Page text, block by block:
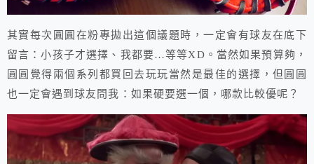
其實每次圓圓在粉專拋出這個議題時，一定會有球友在底下
留言：小孩子才選擇、我都要…等等XD。當然如果預算夠，
圓圓覺得兩個系列都買回去玩玩當然是最佳的選擇，但圓圓
也一定會遇到球友問我：如果硬要選一個，哪款比較優呢？